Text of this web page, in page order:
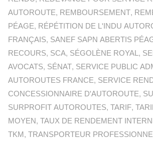
AUTOROUTE, REMBOURSEMENT,
PÉAGE, RÉPÉTITION DE L'INDU
FRANÇAIS, SANEF SAPN ABERTIS
RECOURS, SCA, SÉGOLÈNE ROYAL,
AVOCATS, SÉNAT, SERVICE PUBLIC
AUTOROUTES FRANCE, SERVICE
CONCESSIONNAIRE D'AUTOROUTE,
SURPROFIT AUTOROUTES,TARIF,
MOYEN,TAUX DE RENDEMENT
TKM,TRANSPORTEUR